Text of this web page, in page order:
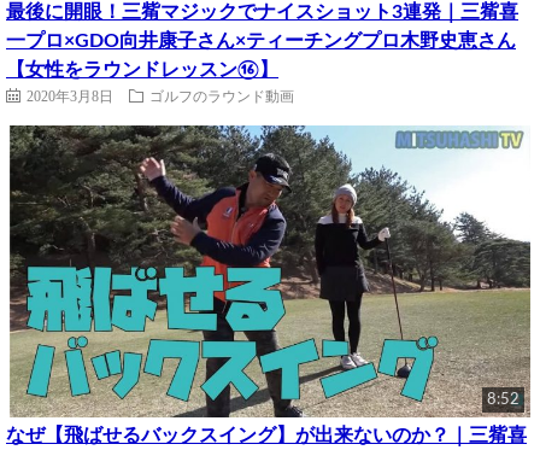
最後に開眼！三觜マジックでナイスショット3連発｜三觜喜
一プロ×GDO向井康子さん×ティーチングプロ木野史恵さん
【女性をラウンドレッスン⑯】
2020年3月8日 ゴルフのラウンド動画
8:52
なぜ【飛ばせるバックスイング】が出来ないのか？｜三觜喜